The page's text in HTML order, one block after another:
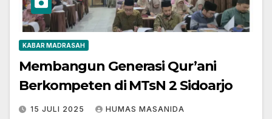
KABAR MADRASAH
Membangun Generasi Qur’ani
Berkompeten di MTsN 2 Sidoarjo
15 JULI 2025 HUMAS MASANIDA